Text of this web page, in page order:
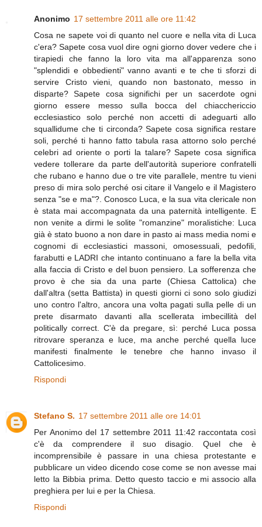
Anonimo 17 settembre 2011 alle ore 11:42
Cosa ne sapete voi di quanto nel cuore e nella vita di Luca
c'era? Sapete cosa vuol dire ogni giorno dover vedere che i
tirapiedi che fanno la loro vita ma all'apparenza sono
"splendidi e obbedienti" vanno avanti e te che ti sforzi di
servire Cristo vieni, quando non bastonato, messo in
disparte? Sapete cosa significhi per un sacerdote ogni
giorno essere messo sulla bocca del chiacchericcio
ecclesiastico solo perché non accetti di adeguarti allo
squallidume che ti circonda? Sapete cosa significa restare
soli, perché ti hanno fatto tabula rasa attorno solo perché
celebri ad oriente o porti la talare? Sapete cosa significa
vedere tollerare da parte dell'autorità superiore confratelli
che rubano e hanno due o tre vite parallele, mentre tu vieni
preso di mira solo perché osi citare il Vangelo e il Magistero
senza "se e ma"?. Conosco Luca, e la sua vita clericale non
è stata mai accompagnata da una paternità intelligente. E
non venite a dirmi le solite "romanzine" moralistiche: Luca
già è stato buono a non dare in pasto ai mass media nomi e
cognomi di ecclesiastici massoni, omosessuali, pedofili,
farabutti e LADRI che intanto continuano a fare la bella vita
alla faccia di Cristo e del buon pensiero. La sofferenza che
provo è che sia da una parte (Chiesa Cattolica) che
dall'altra (setta Battista) in questi giorni ci sono solo giudizi
uno contro l'altro, ancora una volta pagati sulla pelle di un
prete disarmato davanti alla scellerata imbecillità del
politically correct. C'è da pregare, sì: perché Luca possa
ritrovare speranza e luce, ma anche perché quella luce
manifesti finalmente le tenebre che hanno invaso il
Cattolicesimo.
Rispondi
Stefano S. 17 settembre 2011 alle ore 14:01
Per Anonimo del 17 settembre 2011 11:42 raccontata così
c'è da comprendere il suo disagio. Quel che è
incomprensibile è passare in una chiesa protestante e
pubblicare un video dicendo cose come se non avesse mai
letto la Bibbia prima. Detto questo taccio e mi associo alla
preghiera per lui e per la Chiesa.
Rispondi